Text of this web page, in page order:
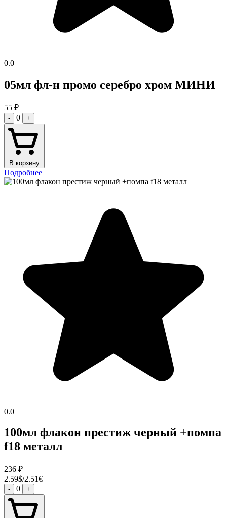
0.0
05мл фл-н промо серебро хром МИНИ
55 ₽
- 0 +
В корзину
Подробнее
0.0
100мл флакон престиж черный +помпа
f18 металл
236 ₽
2.59$/2.51€
- 0 +